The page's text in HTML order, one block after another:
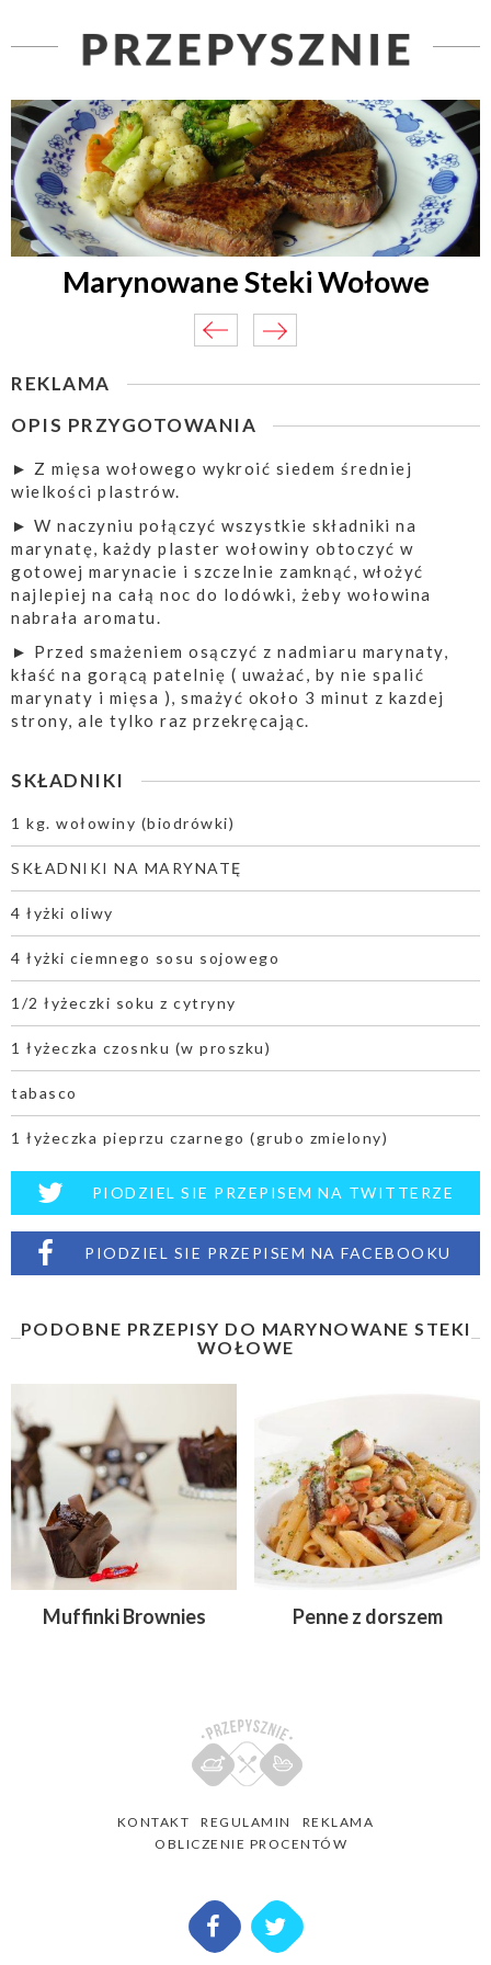
Marynowane Steki Wołowe
REKLAMA
OPIS PRZYGOTOWANIA
► Z mięsa wołowego wykroić siedem średniej
wielkości plastrów.
► W naczyniu połączyć wszystkie składniki na
marynatę, każdy plaster wołowiny obtoczyć w
gotowej marynacie i szczelnie zamknąć, włożyć
najlepiej na całą noc do lodówki, żeby wołowina
nabrała aromatu.
► Przed smażeniem osączyć z nadmiaru marynaty,
kłaść na gorącą patelnię ( uważać, by nie spalić
marynaty i mięsa ), smażyć około 3 minut z kazdej
strony, ale tylko raz przekręcając.
SKŁADNIKI
1 kg. wołowiny (biodrówki)
SKŁADNIKI NA MARYNATĘ
4 łyżki oliwy
4 łyżki ciemnego sosu sojowego
1/2 łyżeczki soku z cytryny
1 łyżeczka czosnku (w proszku)
tabasco
1 łyżeczka pieprzu czarnego (grubo zmielony)
PIODZIEL SIE PRZEPISEM NA TWITTERZE
PIODZIEL SIE PRZEPISEM NA FACEBOOKU
PODOBNE PRZEPISY DO MARYNOWANE STEKI
WOŁOWE
Muffinki Brownies Penne z dorszem
KONTAKT REGULAMIN
REKLAMA
OBLICZENIE PROCENTÓW